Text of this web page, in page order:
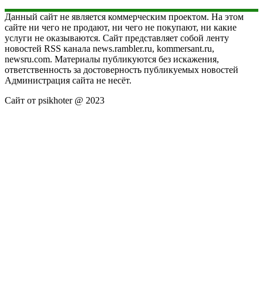
Данный сайт не является коммерческим проектом. На этом
сайте ни чего не продают, ни чего не покупают, ни какие
услуги не оказываются. Сайт представляет собой ленту
новостей RSS канала news.rambler.ru, kommersant.ru,
newsru.com. Материалы публикуются без искажения,
ответственность за достоверность публикуемых новостей
Администрация сайта не несёт.
Сайт от psikhoter @ 2023